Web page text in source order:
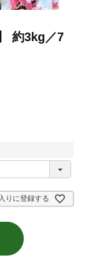
約3kg／7
りに登録する